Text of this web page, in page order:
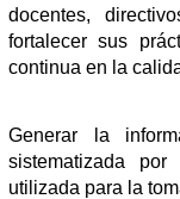
docentes,
fortalecer sus
continua en la
Generar la
sistematizada
utilizada para la